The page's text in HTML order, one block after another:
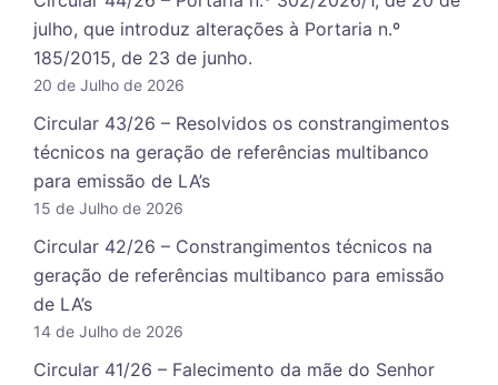
julho, que introduz alterações à Portaria n.º
185/2015, de 23 de junho.
20 de Julho de 2026
Circular 43/26 – Resolvidos os constrangimentos
técnicos na geração de referências multibanco
para emissão de LA’s
15 de Julho de 2026
Circular 42/26 – Constrangimentos técnicos na
geração de referências multibanco para emissão
de LA’s
14 de Julho de 2026
Circular 41/26 – Falecimento da mãe do Senhor